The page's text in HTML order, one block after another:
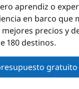
aprendiz o
en barco que
mejores precios y
180 destinos.
gratuito